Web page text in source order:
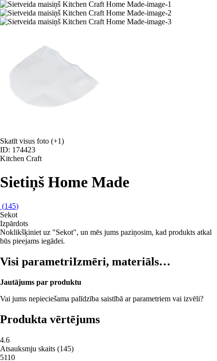
Skatīt visus foto (+1)
ID: 174423
Kitchen Craft
Sietiņš Home Made
(145)
Sekot
Izpārdots
Noklikšķiniet uz "Sekot", un mēs jums paziņosim, kad produkts atkal
būs pieejams iegādei.
Visi parametriIzmēri, materiāls…
Jautājums par produktu
Vai jums nepieciešama palīdzība saistībā ar parametriem vai izvēli?
Produkta vērtējums
4.6
Atsauksmju skaits (145)
5110